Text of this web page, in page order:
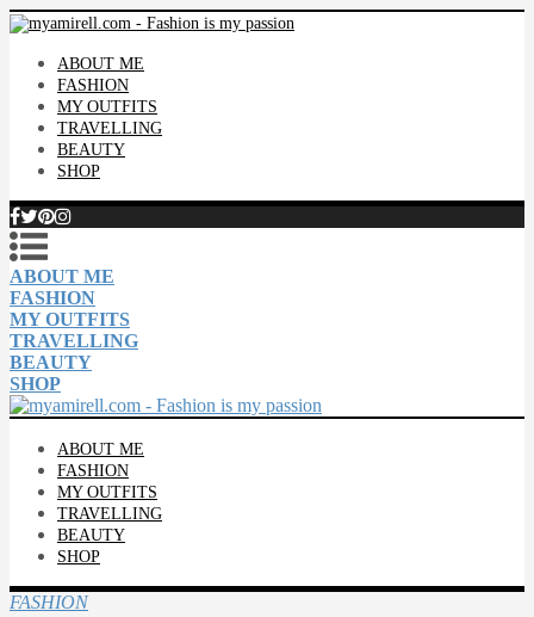
ABOUT ME
FASHION
MY OUTFITS
TRAVELLING
BEAUTY
SHOP
ABOUT ME
FASHION
MY OUTFITS
TRAVELLING
BEAUTY
SHOP
ABOUT ME
FASHION
MY OUTFITS
TRAVELLING
BEAUTY
SHOP
FASHION